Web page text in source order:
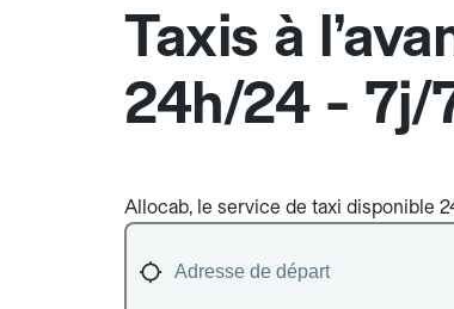
Taxis à
24h/24 - 7j/
Allocab, le service de taxi disponible